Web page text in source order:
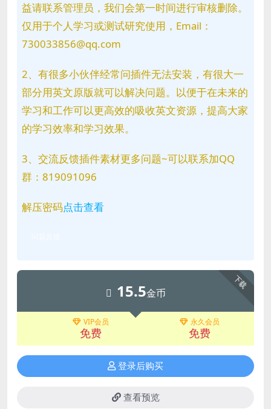
益请联系管理员，我们会第一时间进行审核删除。
仅用于个人学习或测试研究使用，Email：
730033856@qq.com
2、有很多小伙伴经常问插件无法安装，有很大一
部分用英文原版就可以解决问题。以便于在未来的
学习和工作可以更高效的吸收英文资源，提高大家
的学习效率和学习效果。
3、交流反馈插件素材更多问题~可以联系加QQ
群：819091096
解压密码点击查看
下载
15.5金币
VIP会员
免费
永久会员
免费
登录后购买
查看预览